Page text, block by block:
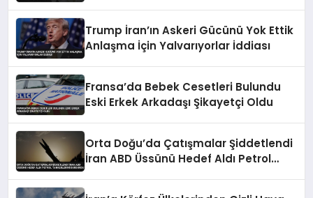
Trump İran’ın Askeri Gücünü Yok Ettik
Anlaşma İçin Yalvarıyorlar İddiası
Fransa’da Bebek Cesetleri Bulundu
Eski Erkek Arkadaşı Şikayetçi Oldu
Orta Doğu’da Çatışmalar Şiddetlendi
İran ABD Üssünü Hedef Aldı Petrol